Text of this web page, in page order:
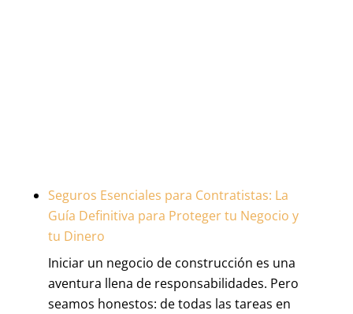
Seguros Esenciales para Contratistas: La
Guía Definitiva para Proteger tu Negocio y
tu Dinero
Iniciar un negocio de construcción es una
aventura llena de responsabilidades. Pero
seamos honestos: de todas las tareas en